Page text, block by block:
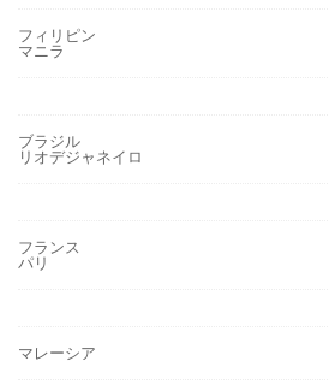
フィリピン
マニラ
ブラジル
リオデジャネイロ
フランス
パリ
マレーシア